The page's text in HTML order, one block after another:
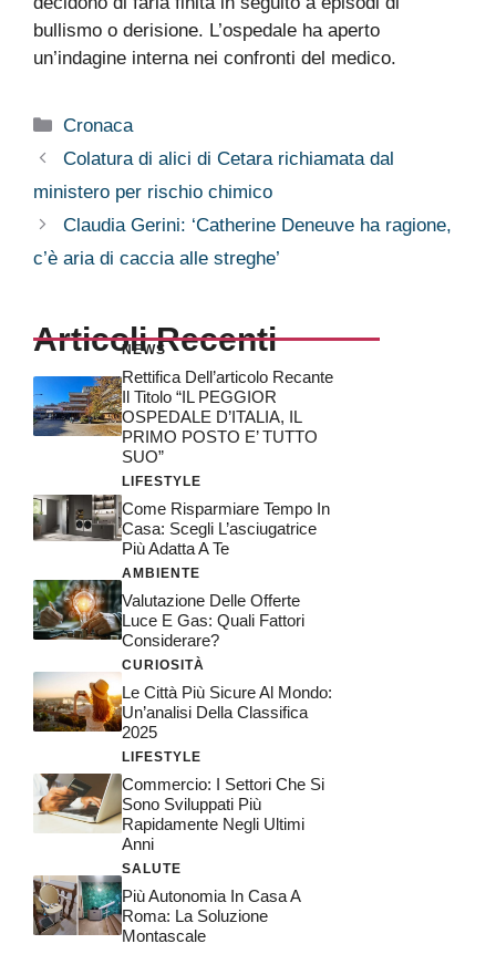
bullismo o derisione. L’ospedale ha aperto
un’indagine interna nei confronti del medico.
Categorie
Cronaca
Colatura di alici di Cetara richiamata dal
ministero per rischio chimico
Claudia Gerini: ‘Catherine Deneuve ha ragione,
c’è aria di caccia alle streghe’
Articoli Recenti
NEWS
Rettifica Dell’articolo Recante
Il Titolo “IL PEGGIOR
OSPEDALE D’ITALIA, IL
PRIMO POSTO E’ TUTTO
SUO”
LIFESTYLE
Come Risparmiare Tempo In
Casa: Scegli L’asciugatrice
Più Adatta A Te
AMBIENTE
Valutazione Delle Offerte
Luce E Gas: Quali Fattori
Considerare?
CURIOSITÀ
Le Città Più Sicure Al Mondo:
Un’analisi Della Classifica
2025
LIFESTYLE
Commercio: I Settori Che Si
Sono Sviluppati Più
Rapidamente Negli Ultimi
Anni
SALUTE
Più Autonomia In Casa A
Roma: La Soluzione
Montascale